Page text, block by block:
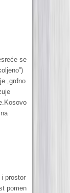
se
„grdno
prostor
pomen